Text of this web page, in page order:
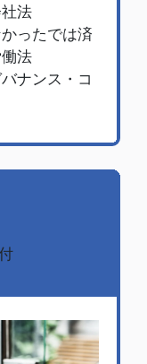
法
ったでは済
法
ナンス・コ